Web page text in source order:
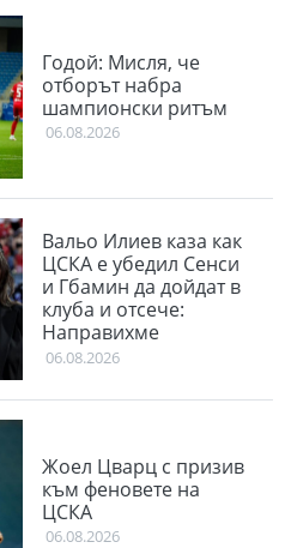
Годой: Мисля, че
отборът набра
шампионски ритъм
06.08.2026
Вальо Илиев каза как
ЦСКА е убедил Сенси
и Гбамин да дойдат в
клуба и отсече:
Направихме
изключителен двубой
06.08.2026
Жоел Цварц с призив
към феновете на
ЦСКА
06.08.2026